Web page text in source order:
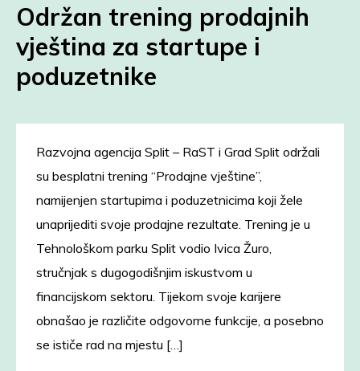
Održan trening prodajnih
vještina za startupe i
poduzetnike
Razvojna agencija Split – RaST i Grad Split održali
su besplatni trening “Prodajne vještine”,
namijenjen startupima i poduzetnicima koji žele
unaprijediti svoje prodajne rezultate. Trening je u
Tehnološkom parku Split vodio Ivica Žuro,
stručnjak s dugogodišnjim iskustvom u
financijskom sektoru. Tijekom svoje karijere
obnašao je različite odgovorne funkcije, a posebno
se ističe rad na mjestu […]